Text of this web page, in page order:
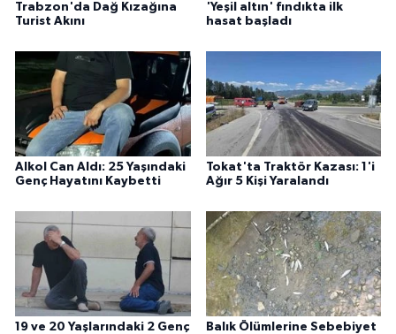
Trabzon'da Dağ Kızağına
Turist Akını
'Yeşil altın' fındıkta ilk
hasat başladı
Alkol Can Aldı: 25 Yaşındaki
Genç Hayatını Kaybetti
Tokat'ta Traktör Kazası: 1'i
Ağır 5 Kişi Yaralandı
19 ve 20 Yaşlarındaki 2 Genç Balık Ölümlerine Sebebiyet